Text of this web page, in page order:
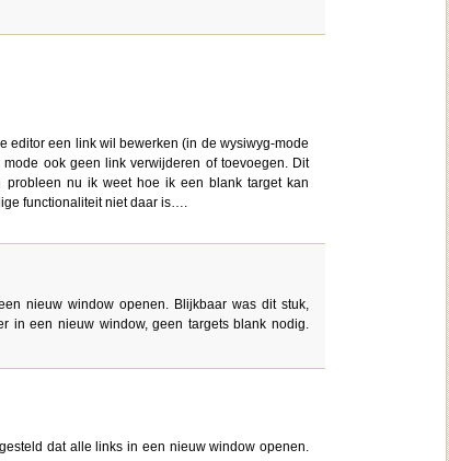
editor een link wil bewerken (in de wysiwyg-mode
ook geen link verwijderen of toevoegen. Dit
nu ik weet hoe ik een blank target kan
functionaliteit niet daar is….
nieuw window openen. Blijkbaar was dit stuk,
in een nieuw window, geen targets blank nodig.
dat alle links in een nieuw window openen.